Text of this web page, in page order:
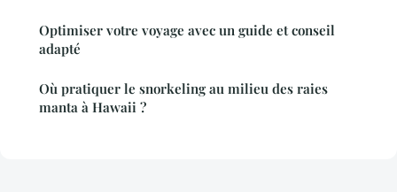
Optimiser votre voyage avec un guide et conseil
adapté
Où pratiquer le snorkeling au milieu des raies
manta à Hawaii ?